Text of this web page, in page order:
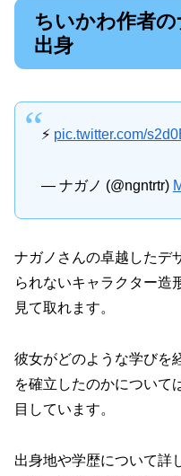
ちいかわ作者
出身
⚡️ pic.twitter.com/
— ナガノ (@ngntrtr)
ナガノさんの卓越したデ
られないキャラクター造
見て取れます。
彼女がどのような学びを
を確立したのかについて
目しています。
出身地や学歴について詳